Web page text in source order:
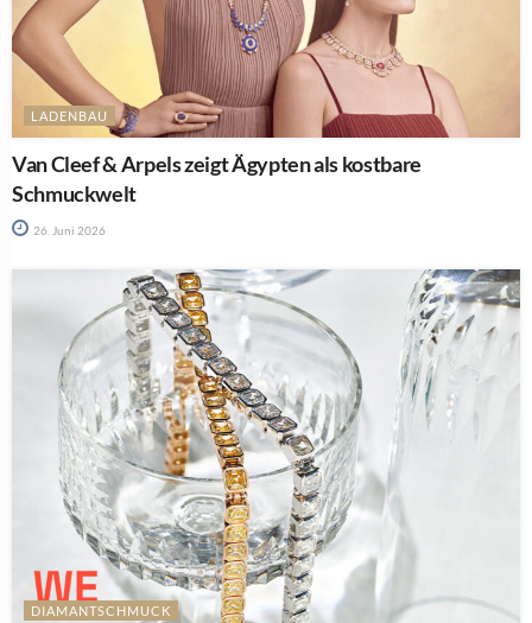
LADENBAU
Van Cleef & Arpels zeigt Ägypten als kostbare
Schmuckwelt
26. Juni 2026
DIAMANTSCHMUCK